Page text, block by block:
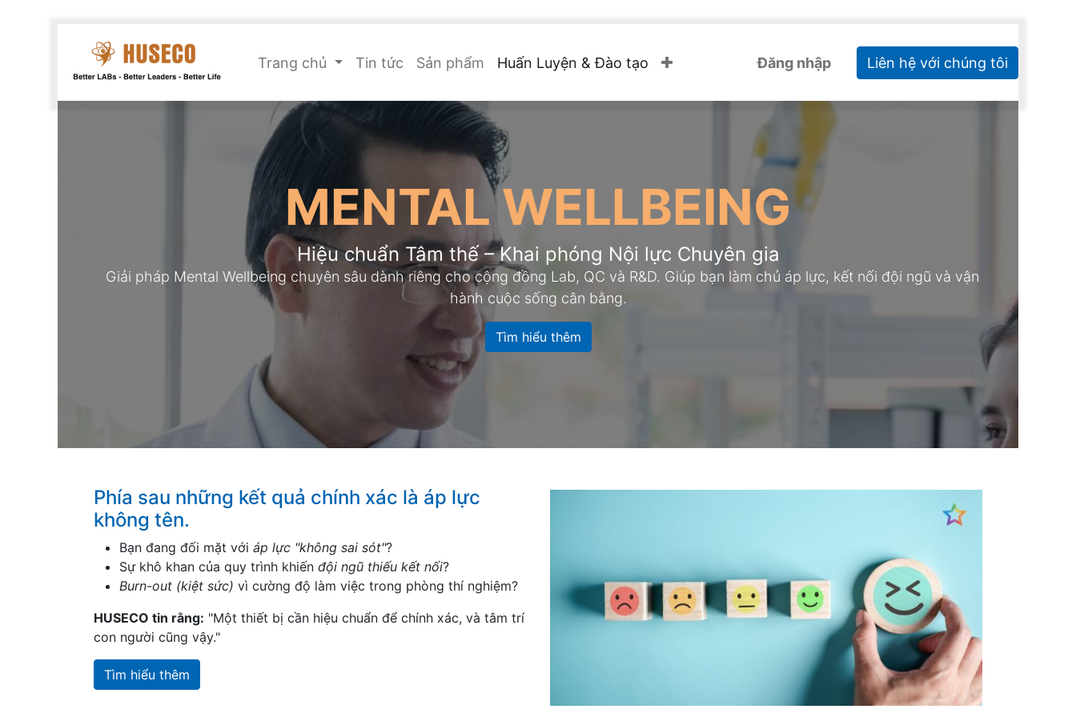
Trang chủ Tin tức Sản phẩm Huấn Luyện & Đào tạo Đăng nhập Liên hệ với chúng tôi
MENTAL WELLBEING
Hiệu chuẩn Tâm thế – Khai phóng Nội lực Chuyên gia
Giải pháp Mental Wellbeing chuyên sâu dành riêng cho cộng đồng Lab, QC và R&D. Giúp bạn làm chủ áp lực, kết nối đội ngũ và vận
hành cuộc sống cân bằng.
Tìm hiểu thêm
Phía sau những kết quả chính xác là áp lực
không tên.
Bạn đang đối mặt với áp lực "không sai sót"?
Sự khô khan của quy trình khiến đội ngũ thiếu kết nối?
​Burn-out (kiệt sức) vì cường độ làm việc trong phòng thí nghiệm?
HUSECO tin rằng: "Một thiết bị cần hiệu chuẩn để chính xác, và tâm trí
con người cũng vậy."
Tìm hiểu thêm